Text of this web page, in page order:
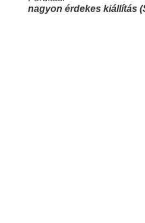
nagyon érdekes kiállítás